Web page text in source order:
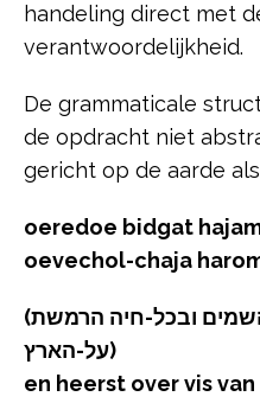
handeling direct met
verantwoordelijkheid.
De grammaticale
de opdracht niet
gericht op de aarde
oeredoe bidgat
oevechol-chaja
(ורדו בדגת הים ובעוף השמים ובכל-חיה הרמשת
על-הארץ)
en heerst over vis